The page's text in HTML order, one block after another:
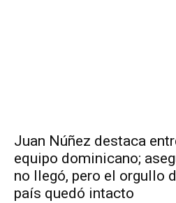
Juan Núñez destaca
equipo dominicano;
no llegó, pero el orgullo
país quedó intacto